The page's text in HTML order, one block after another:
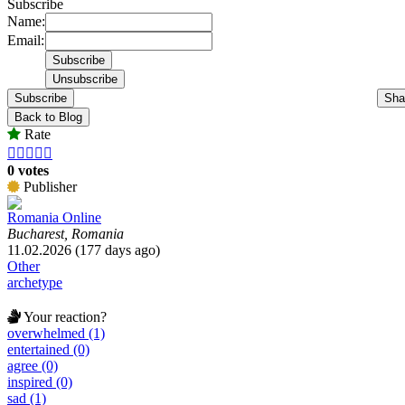
Subscribe
Name:
Email:
Subscribe
Back to Blog
Rate
    
0 votes
Publisher
Romania Online
Bucharest, Romania
11.02.2026 (177 days ago)
Other
archetype
Your reaction?
overwhelmed (1)
entertained (0)
agree (0)
inspired (0)
sad (1)